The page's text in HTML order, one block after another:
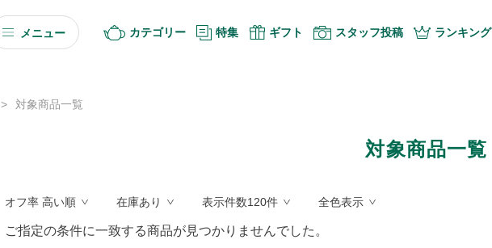
メニュー カテゴリー 特集 ギフト スタッフ投稿 ランキング
> 対象商品一覧
対象商品一覧
オフ率 高い順 在庫あり 表示件数120件 全色表示
ご指定の条件に一致する商品が見つかりませんでした。